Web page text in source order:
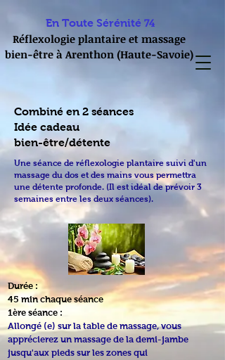
En Toute Sérénité 74
Réflexologie plantaire et massage
bien-être à Arenthon (Haute-Savoie)
Combiné en 2 séances
Idée cadeau
bien-être/détente
Une séance de réflexologie plantaire suivi d'un
massage du dos et des mains vous permettra
une détente profonde. (Il est idéal de prévoir 3
semaines entre les deux séances).
​Durée :
45 min chaque séance
1ère séance :
Allongé (e) sur la table de massage, vous
apprécierez un massage de la demi-jambe
jusqu'aux pieds sur les zones qui